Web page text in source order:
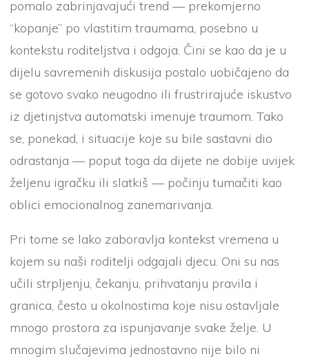
pomalo zabrinjavajući trend — prekomjerno
“kopanje” po vlastitim traumama, posebno u
kontekstu roditeljstva i odgoja. Čini se kao da je u
dijelu savremenih diskusija postalo uobičajeno da
se gotovo svako neugodno ili frustrirajuće iskustvo
iz djetinjstva automatski imenuje traumom. Tako
se, ponekad, i situacije koje su bile sastavni dio
odrastanja — poput toga da dijete ne dobije uvijek
željenu igračku ili slatkiš — počinju tumačiti kao
oblici emocionalnog zanemarivanja.
Pri tome se lako zaboravlja kontekst vremena u
kojem su naši roditelji odgajali djecu. Oni su nas
učili strpljenju, čekanju, prihvatanju pravila i
granica, često u okolnostima koje nisu ostavljale
mnogo prostora za ispunjavanje svake želje. U
mnogim slučajevima jednostavno nije bilo ni